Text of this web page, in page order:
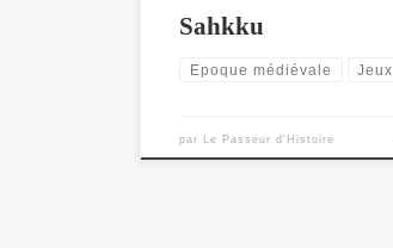
Sahkku
Epoque médiévale Jeux
par Le Passeur d'Histoire